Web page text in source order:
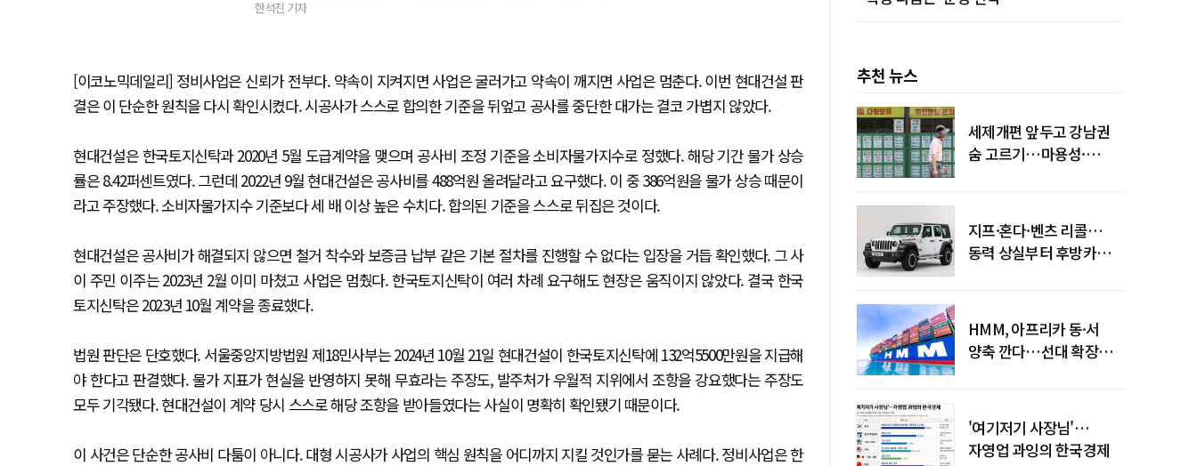
한석진 기자
[이코노믹데일리] 정비사업은 신뢰가 전부다. 약속이 지켜지면 사업은 굴러가고 약속이 깨지면 사업은 멈춘다. 이번 현대건설 판
결은 이 단순한 원칙을 다시 확인시켰다. 시공사가 스스로 합의한 기준을 뒤엎고 공사를 중단한 대가는 결코 가볍지 않았다.
현대건설은 한국토지신탁과 2020년 5월 도급계약을 맺으며 공사비 조정 기준을 소비자물가지수로 정했다. 해당 기간 물가 상승
률은 8.42퍼센트였다. 그런데 2022년 9월 현대건설은 공사비를 488억원 올려달라고 요구했다. 이 중 386억원을 물가 상승 때문이
라고 주장했다. 소비자물가지수 기준보다 세 배 이상 높은 수치다. 합의된 기준을 스스로 뒤집은 것이다.
현대건설은 공사비가 해결되지 않으면 철거 착수와 보증금 납부 같은 기본 절차를 진행할 수 없다는 입장을 거듭 확인했다. 그 사
이 주민 이주는 2023년 2월 이미 마쳤고 사업은 멈췄다. 한국토지신탁이 여러 차례 요구해도 현장은 움직이지 않았다. 결국 한국
토지신탁은 2023년 10월 계약을 종료했다.
법원 판단은 단호했다. 서울중앙지방법원 제18민사부는 2024년 10월 21일 현대건설이 한국토지신탁에 132억5500만원을 지급해
야 한다고 판결했다. 물가 지표가 현실을 반영하지 못해 무효라는 주장도, 발주처가 우월적 지위에서 조항을 강요했다는 주장도
모두 기각됐다. 현대건설이 계약 당시 스스로 해당 조항을 받아들였다는 사실이 명확히 확인됐기 때문이다.
이 사건은 단순한 공사비 다툼이 아니다. 대형 시공사가 사업의 핵심 원칙을 어디까지 지킬 것인가를 묻는 사례다. 정비사업은 한
추천 뉴스
세제개편 앞두고 강남권
숨 고르기…마용성·
지프·혼다·벤츠 리콜…
동력 상실부터 후방카메라
HMM, 아프리카 동·서
양축 깐다…선대 확장
'여기저기 사장님'…
자영업 과잉의 한국경제